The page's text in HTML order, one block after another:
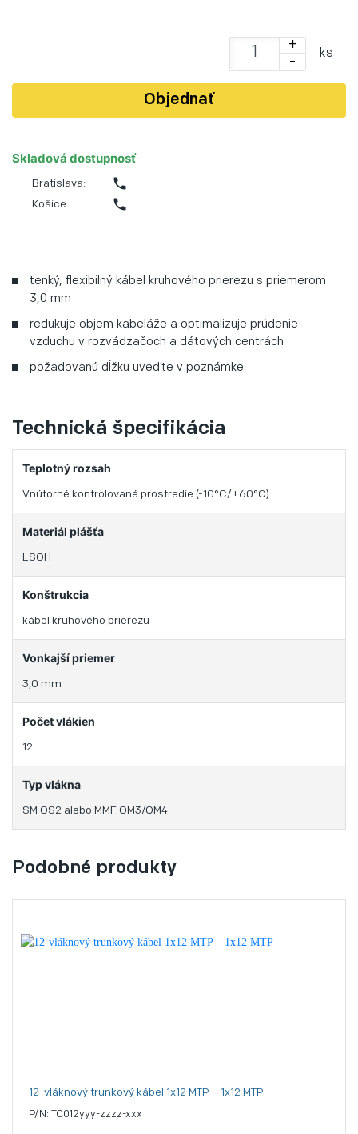
+
-
ks
Objednať
Skladová dostupnosť
Bratislava: phone
Košice: phone
tenký, flexibilný kábel kruhového prierezu s priemerom
3,0 mm
redukuje objem kabeláže a optimalizuje prúdenie
vzduchu v rozvádzačoch a dátových centrách
požadovanú dĺžku uveďte v poznámke
Technická špecifikácia
Teplotný rozsah
Vnútorné kontrolované prostredie (-10°C/+60°C)
Materiál plášťa
LSOH
Konštrukcia
kábel kruhového prierezu
Vonkajší priemer
3,0 mm
Počet vlákien
12
Typ vlákna
SM OS2 alebo MMF OM3/OM4
Podobné produkty
12-vláknový trunkový kábel 1x12 MTP – 1x12 MTP
P/N: TC012yyy-zzzz-xxx